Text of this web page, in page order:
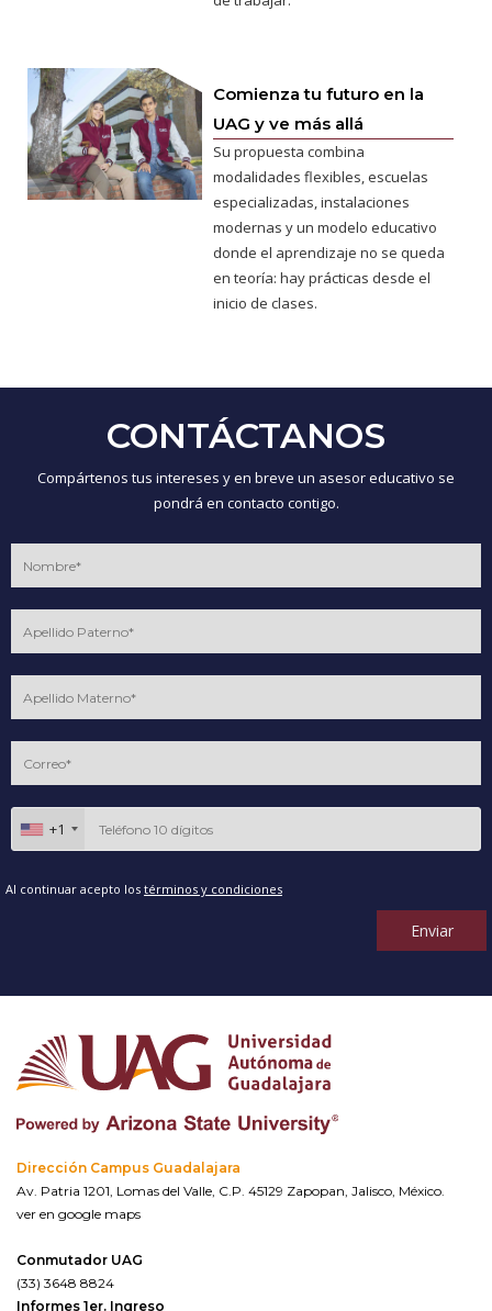
Comienza tu futuro en la
UAG y ve más allá
Su propuesta combina
modalidades flexibles, escuelas
especializadas, instalaciones
modernas y un modelo educativo
donde el aprendizaje no se queda
en teoría: hay prácticas desde el
inicio de clases.
CONTÁCTANOS
Compártenos tus intereses y en breve un asesor educativo se
pondrá en contacto contigo.
+1
Al continuar acepto los términos y condiciones
Enviar
Dirección Campus Guadalajara
Av. Patria 1201, Lomas del Valle, C.P. 45129 Zapopan, Jalisco, México.
ver en google maps
Conmutador UAG
(33) 3648 8824
Informes 1er. Ingreso